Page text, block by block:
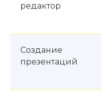
редактор
Создание
презентаций